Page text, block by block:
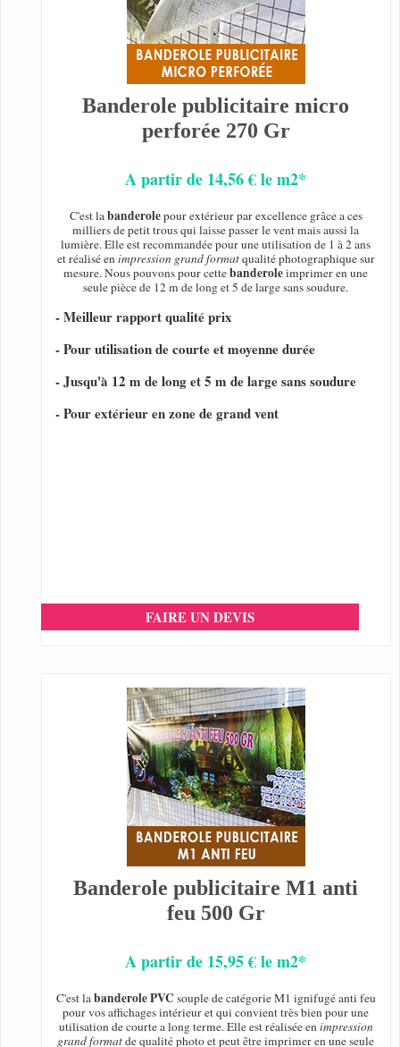
Banderole publicitaire micro
perforée 270 Gr
A partir de 14,56 € le m2*
C'est labanderolepour extérieur par excellence grâce a ces
milliers de petit trous qui laisse passer le vent mais aussi la
lumière. Elle est recommandée pour une utilisation de 1 à 2 ans
et réalisé enimpression grand formatqualité photographique sur
mesure. Nous pouvons pour cettebanderoleimprimer en une
seule pièce de 12 m de long et 5 de large sans soudure.
- Meilleur rapport qualité prix
- Pour utilisation de courte et moyenne durée
- Jusqu'à 12 m de long et 5 m de large sans soudure
- Pour extérieur en zone de grand vent
FAIRE UN DEVIS
Banderole publicitaire M1 anti
feu 500 Gr
A partir de 15,95 € le m2*
C'est labanderole PVC souple de catégorie M1 ignifugé anti feu
pour vos affichages intérieur et qui convient très bien pour une
utilisation de courte a long terme. Elle est réalisée enimpression
grand formatde qualité photo et peut être imprimer en une seule